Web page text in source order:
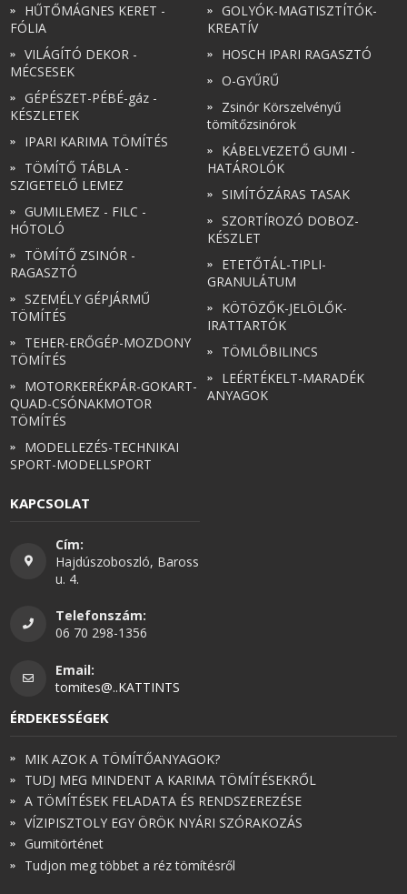
HŰTŐMÁGNES KERET -
FÓLIA
VILÁGÍTÓ DEKOR -
MÉCSESEK
GÉPÉSZET-PÉBÉ-gáz -
KÉSZLETEK
IPARI KARIMA TÖMÍTÉS
TÖMÍTŐ TÁBLA -
SZIGETELŐ LEMEZ
GUMILEMEZ - FILC -
HÓTOLÓ
TÖMÍTŐ ZSINÓR -
RAGASZTÓ
SZEMÉLY GÉPJÁRMŰ
TÖMÍTÉS
TEHER-ERŐGÉP-MOZDONY
TÖMÍTÉS
MOTORKERÉKPÁR-GOKART-
QUAD-CSÓNAKMOTOR
TÖMÍTÉS
MODELLEZÉS-TECHNIKAI
SPORT-MODELLSPORT
GOLYÓK-MAGTISZTÍTÓK-
KREATÍV
HOSCH IPARI RAGASZTÓ
O-GYŰRŰ
Zsinór Körszelvényű
tömítőzsinórok
KÁBELVEZETŐ GUMI -
HATÁROLÓK
SIMÍTÓZÁRAS TASAK
SZORTÍROZÓ DOBOZ-
KÉSZLET
ETETŐTÁL-TIPLI-
GRANULÁTUM
KÖTÖZŐK-JELÖLŐK-
IRATTARTÓK
TÖMLŐBILINCS
LEÉRTÉKELT-MARADÉK
ANYAGOK
KAPCSOLAT
Cím:
Hajdúszoboszló, Baross
u. 4.
Telefonszám:
06 70 298-1356
Email:
tomites@..KATTINTS
ÉRDEKESSÉGEK
MIK AZOK A TÖMÍTŐANYAGOK?
TUDJ MEG MINDENT A KARIMA TÖMÍTÉSEKRŐL
A TÖMÍTÉSEK FELADATA ÉS RENDSZEREZÉSE
VÍZIPISZTOLY EGY ÖRÖK NYÁRI SZÓRAKOZÁS
Gumitörténet
Tudjon meg többet a réz tömítésről